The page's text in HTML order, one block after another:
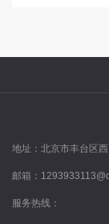
地址： 北京市丰台区
邮箱：
服务热线：